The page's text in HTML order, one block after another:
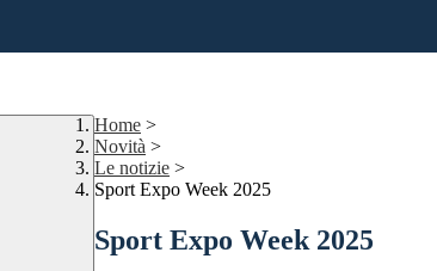
Home >
Novità >
Le notizie >
Sport Expo Week 2025
Sport Expo Week 2025